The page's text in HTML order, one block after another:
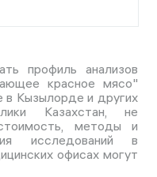
профиль анализов
красное мясо"
в Кызылорде и других
Казахстан, не
методы и
исследований в
офисах могут